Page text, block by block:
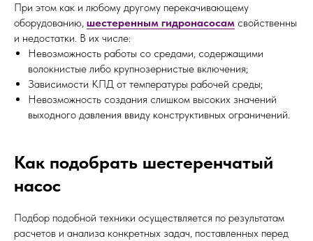
При этом как и любому другому перекачивающему
оборудованию, шестеренным гидронасосам свойственны
и недостатки. В их числе:
Невозможность работы со средами, содержащими
волокнистые либо крупнозернистые включения;
Зависимости КПД от температуры рабочей среды;
Невозможность создания слишком высоких значений
выходного давления ввиду конструктивных ограничений.
Как подобрать шестеренчатый
насос
Подбор подобной техники осуществляется по результатам
расчетов и анализа конкретных задач, поставленных перед